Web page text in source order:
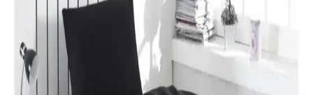
Özdilek Colormix ve Valoroso Çift Kişilik Nevresim
Takımları Karşılaştırması
Bu karşılaştırmada Özdilek Colormix ve Valoroso nevresim
takımlarının kumaş özellikleri, tasarım ve kullanıcı yorumları detaylı